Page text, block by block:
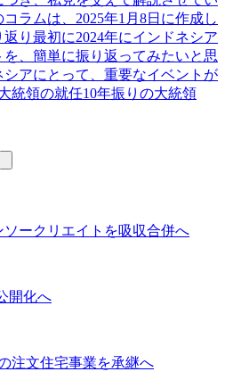
ラムは、2025年1月8日に作成し
り最初に2024年にインドネシア
、簡単に振り返ってみたいと思
シアにとって、重要なイベントが
統領の就任10年振りの大統領
ークリエイトを吸収合併へ
開化へ
注文住宅事業を承継へ